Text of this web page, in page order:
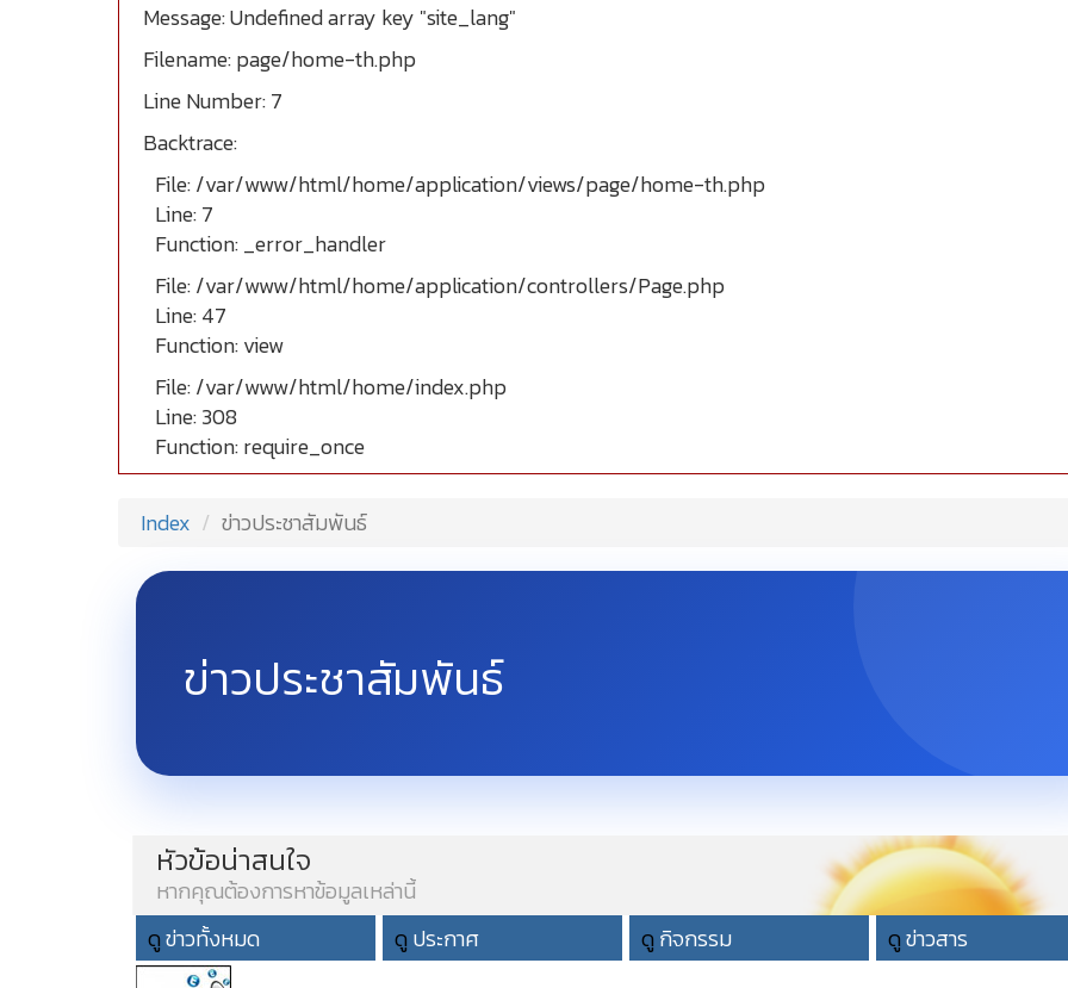
Message: Undefined array key "site_lang"
Filename: page/home-th.php
Line Number: 7
Backtrace:
File: /var/www/html/home/application/views/page/home-th.php
Line: 7
Function: _error_handler
File: /var/www/html/home/application/controllers/Page.php
Line: 47
Function: view
File: /var/www/html/home/index.php
Line: 308
Function: require_once
Index ข่าวประชาสัมพันธ์
ข่าวประชาสัมพันธ์
หัวข้อน่าสนใจ
หากคุณต้องการหาข้อมูลเหล่านี้
ดูข่าวทั้งหมด ดู ประกาศ ดู กิจกรรม ดูข่าวสาร